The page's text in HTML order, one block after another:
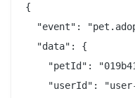
{
"event":
  "data": {
"petId":
"userId":